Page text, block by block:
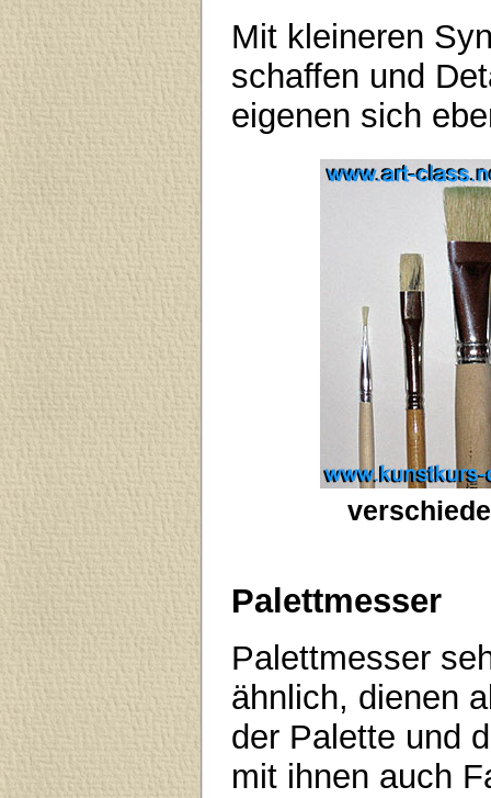
Mit kleineren
schaffen und
eigenen sich
Palettmesser
Palettmesser
ähnlich, dienen
der Palette und
mit ihnen auch